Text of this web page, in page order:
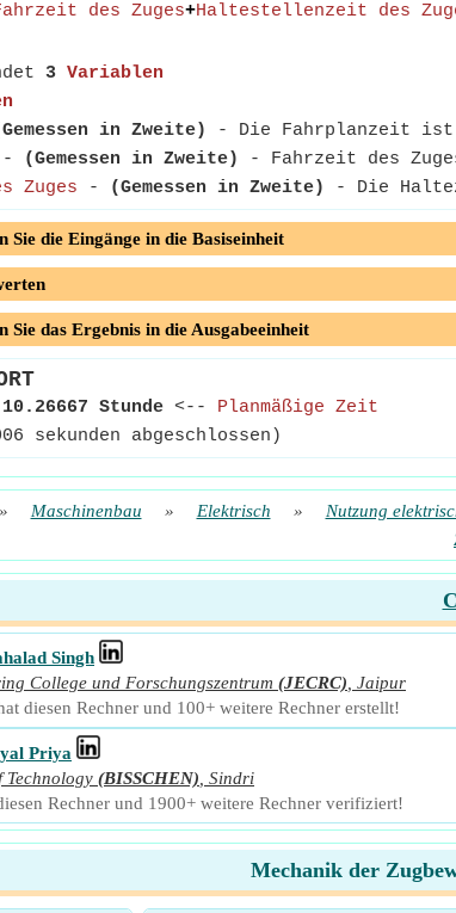
des Zuges+Haltestellenzeit des
3 Variablen
in Zweite)
- Die Fahrplanzeit
- (Gemessen in Zweite)
- Fahrzeit des
Zuges - (Gemessen in Zweite) - Die
die Eingänge in die Basiseinheit
das Ergebnis in die Ausgabeeinheit
10.26667 Stunde <-- Planmäßige Zeit
sekunden abgeschlossen)
» Maschinenbau » Elektrisch » Nutzung
Singh
College und Forschungszentrum (JECRC) Jaipur
diesen Rechner und 100+ weitere Rechner erstellt!
Priya
Technology (BISSCHEN) Sindri
Rechner und 1900+ weitere Rechner verifiziert!
Mechanik der